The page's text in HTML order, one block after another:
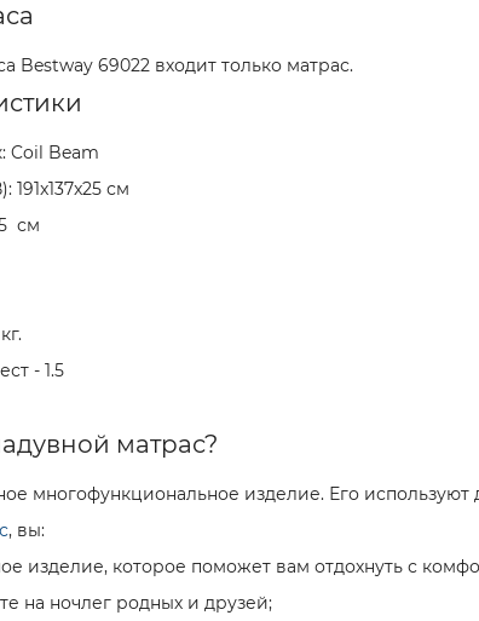
Bestway 69022 входит только матрас.
Coil Beam
см
см
- 1.5
матрас?
многофункциональное изделие. Его используют
, вы:
изделие, которое поможет вам отдохнуть с
на ночлег родных и друзей;